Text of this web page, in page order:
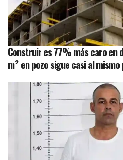
Construir es 77% más caro en
m² en pozo sigue casi al